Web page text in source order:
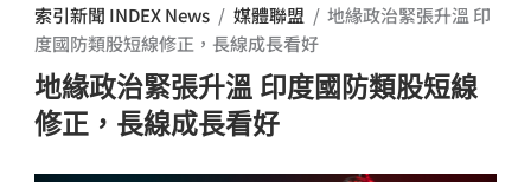
索引新聞 INDEX News / 媒體聯盟 / 地緣政治緊張升溫 印
度國防類股短線修正，長線成長看好
地緣政治緊張升溫 印度國防類股短線
修正，長線成長看好